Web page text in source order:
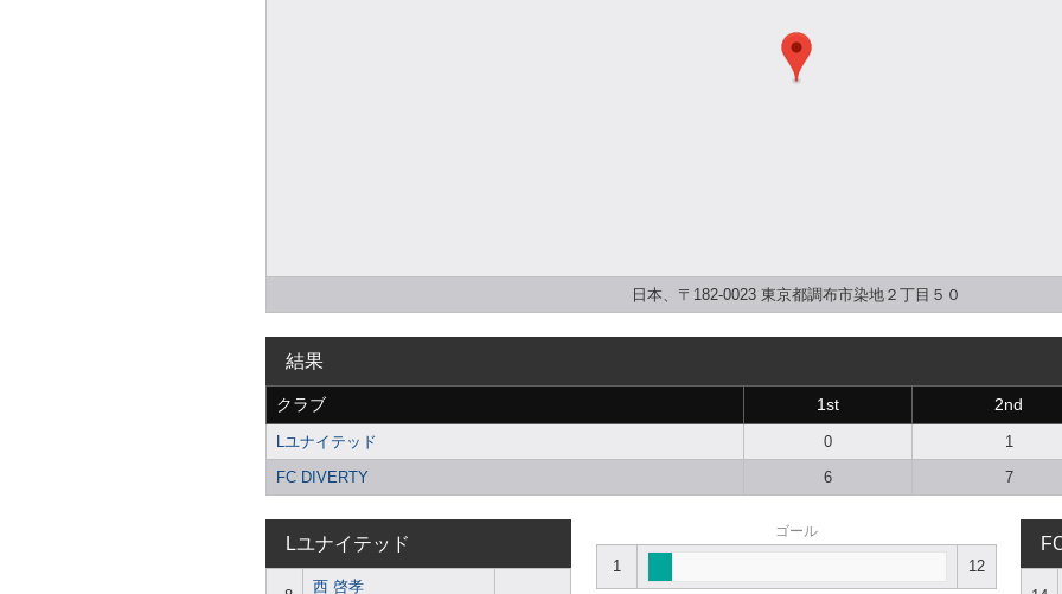
日本、〒182-0023 東京都調布市染地２丁目５０
結果
クラブ 1st 2nd
Lユナイテッド 0 1
FC DIVERTY
6 7
Lユナイテッド
西 啓孝
ゴール
1 12